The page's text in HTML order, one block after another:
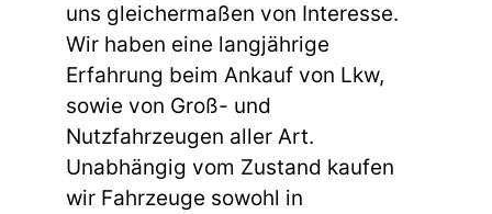
uns gleichermaßen von Interesse.
Wir haben eine langjährige
Erfahrung beim Ankauf von Lkw,
sowie von Groß- und
Nutzfahrzeugen aller Art.
Unabhängig vom Zustand kaufen
wir Fahrzeuge sowohl in